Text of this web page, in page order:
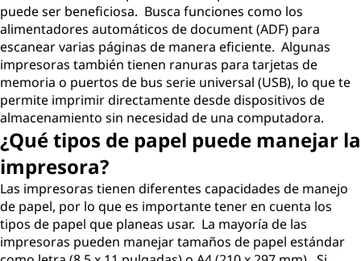
puede ser beneficiosa. Busca funciones como los
alimentadores automáticos de document (ADF) para
escanear varias páginas de manera eficiente. Algunas
impresoras también tienen ranuras para tarjetas de
memoria o puertos de bus serie universal (USB), lo que te
permite imprimir directamente desde dispositivos de
almacenamiento sin necesidad de una computadora.
¿Qué tipos de papel puede manejar la
impresora?
Las impresoras tienen diferentes capacidades de manejo
de papel, por lo que es importante tener en cuenta los
tipos de papel que planeas usar. La mayoría de las
impresoras pueden manejar tamaños de papel estándar